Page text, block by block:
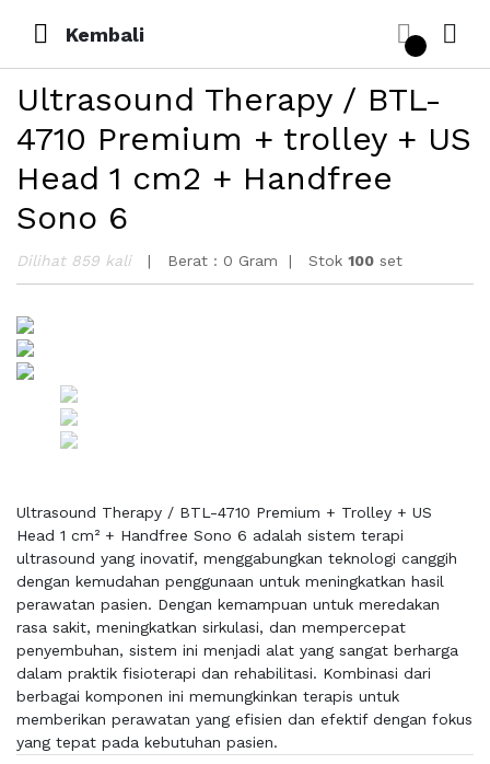
Kembali
Ultrasound Therapy / BTL-
4710 Premium + trolley + US
Head 1 cm2 + Handfree
Sono 6
Dilihat 859 kali Berat : 0 Gram Stok 100 set
Ultrasound Therapy / BTL-4710 Premium + Trolley + US
Head 1 cm² + Handfree Sono 6 adalah sistem terapi
ultrasound yang inovatif, menggabungkan teknologi canggih
dengan kemudahan penggunaan untuk meningkatkan hasil
perawatan pasien. Dengan kemampuan untuk meredakan
rasa sakit, meningkatkan sirkulasi, dan mempercepat
penyembuhan, sistem ini menjadi alat yang sangat berharga
dalam praktik fisioterapi dan rehabilitasi. Kombinasi dari
berbagai komponen ini memungkinkan terapis untuk
memberikan perawatan yang efisien dan efektif dengan fokus
yang tepat pada kebutuhan pasien.